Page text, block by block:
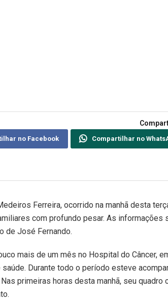
no Facebook Compartilhar no
Ferreira, ocorrido na manhã desta
com profundo pesar. As informações
de José Fernando.
mais de um mês no Hospital do Câncer,
Durante todo o período esteve
primeiras horas desta manhã, seu quadro